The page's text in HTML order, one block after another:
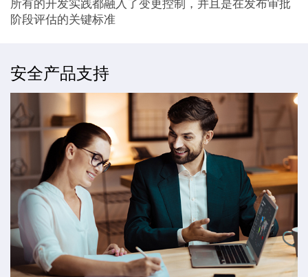
阶段评估的关键标准
安全产品支持